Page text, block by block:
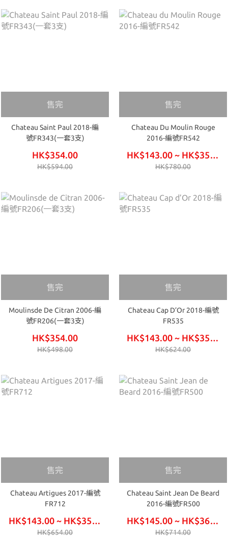
售完
Chateau Saint Paul 2018-編
號FR343(一套3支)
HK$354.00
HK$594.00
售完
Chateau Du Moulin Rouge
2016-編號FR542
HK$143.00 ~ HK$354.00
HK$780.00
售完
Moulinsde De Citran 2006-編
號FR206(一套3支)
HK$354.00
HK$498.00
售完
Chateau Cap D’Or 2018-編號
FR535
HK$143.00 ~ HK$354.00
HK$624.00
售完
Chateau Artigues 2017-編號
FR712
HK$143.00 ~ HK$354.00
HK$654.00
售完
Chateau Saint Jean De Beard
2016-編號FR500
HK$145.00 ~ HK$360.00
HK$714.00